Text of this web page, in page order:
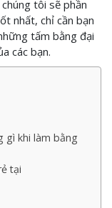
tôi sẽ phần
nhất, chỉ cần bạn
tấm bằng đại
các bạn.
gì khi làm bằng
tại